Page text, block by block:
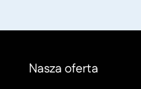
Nasza oferta